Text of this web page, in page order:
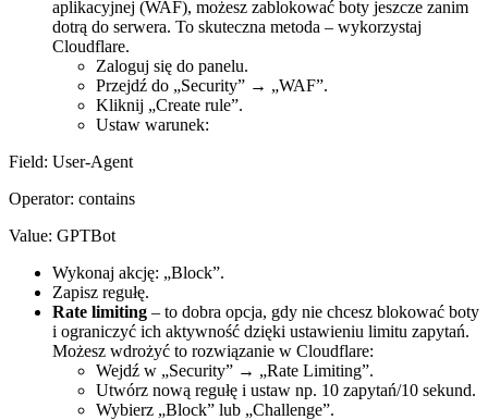
aplikacyjnej (WAF), możesz zablokować boty jeszcze zanim
dotrą do serwera. To skuteczna metoda – wykorzystaj
Cloudflare.
Zaloguj się do panelu.
Przejdź do „Security” → „WAF”.
Kliknij „Create rule”.
Ustaw warunek:
Field: User-Agent
Operator: contains
Value: GPTBot
Wykonaj akcję: „Block”.
Zapisz regułę.
Rate limiting – to dobra opcja, gdy nie chcesz blokować boty
i ograniczyć ich aktywność dzięki ustawieniu limitu zapytań.
Możesz wdrożyć to rozwiązanie w Cloudflare:
Wejdź w „Security” → „Rate Limiting”.
Utwórz nową regułę i ustaw np. 10 zapytań/10 sekund.
Wybierz „Block” lub „Challenge”.